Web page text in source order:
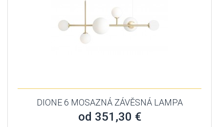
DIONE 6 MOSAZNÁ ZÁVĚSNÁ LAMPA
od 351,30 €